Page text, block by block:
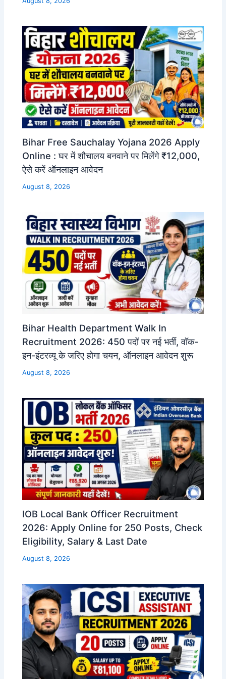
Bihar Free Sauchalay Yojana 2026 Apply
Online : घर में शौचालय बनवाने पर मिलेंगे ₹12,000,
ऐसे करें ऑनलाइन आवेदन
August 8, 2026
Bihar Health Department Walk In
Recruitment 2026: 450 पदों पर नई भर्ती, वॉक-
इन-इंटरव्यू के जरिए होगा चयन, ऑनलाइन आवेदन शुरू
August 8, 2026
IOB Local Bank Officer Recruitment
2026: Apply Online for 250 Posts, Check
Eligibility, Salary & Last Date
August 8, 2026